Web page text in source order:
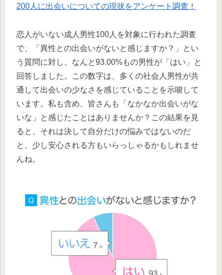
200人に出会いについての現状をアンケート調査！
恋人がいない成人男性100人を対象に行われた調査
で、「異性との出会いがないと感じますか？」とい
う質問に対し、なんと93.00%もの男性が「はい」と
回答しました。この数字は、多くの社会人男性が共
通して出会いの少なさを感じていることを示唆して
います。私も含め、皆さんも「なかなか出会いがな
いな」と感じたことはありませんか？この結果を見
ると、それは決して自分だけの悩みではないのだ
と、少し安心される方もいらっしゃるかもしれませ
んね。